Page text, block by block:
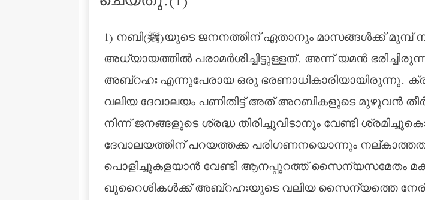
1) നബി(ﷺ)യുടെ ജനനത്തിന് ഏതാനും മാസങ്ങള്‍ക്ക് മുമ്പ് നടന്ന ഒരു സംഭവത്തെപ്പറ്റിയാണ് ഈ
അധ്യായത്തില്‍ പരാമര്‍ശിച്ചിട്ടുള്ളത്. അന്ന് യമന്‍
അബ്‌റഹഃ എന്നുപേരായ ഒരു ഭരണാധികാരിയായിരുന്നു.
വലിയ ദേവാലയം പണിതിട്ട് അത് അറബികളുടെ മുഴുവന്‍
നിന്ന് ജനങ്ങളുടെ ശ്രദ്ധ തിരിച്ചുവിടാനും വേണ്ടി
ദേവാലയത്തിന് പറയത്തക്ക പരിഗണനയൊന്നും
പൊളിച്ചുകളയാന്‍ വേണ്ടി ആനപ്പുറത്ത് സൈന്യസമേതം
ഖുറൈശികള്‍ക്ക് അബ്‌റഹഃയുടെ വലിയ സൈന്യത്തെ